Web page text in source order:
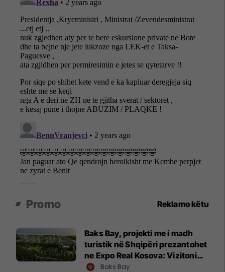
Promo Reklamo këtu
Baks Bay, projekti me i madh
turistik në Shqipëri prezantohet
ne Expo Real Kosova: Vizitoni
shtandin dhe zbuloni
Baks Bay